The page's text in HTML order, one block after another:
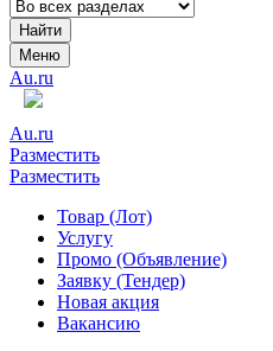
Найти
Меню
Au.ru
Au.ru
Разместить
Разместить
Товар (Лот)
Услугу
Промо (Объявление)
Заявку (Тендер)
Новая акция
Вакансию